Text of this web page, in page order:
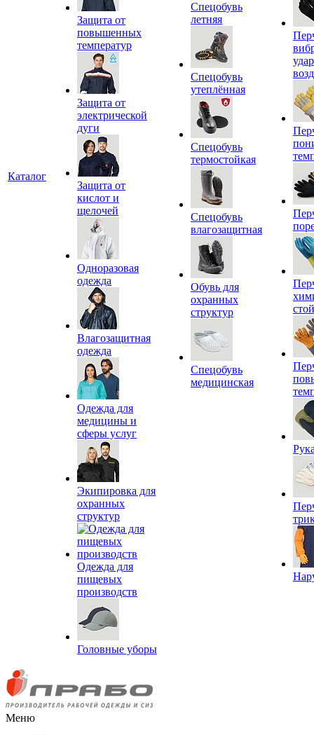
Каталог
Защита от
повышенных
температур
Защита от
электрической
дуги
Защита от
кислот и
щелочей
Одноразовая
одежда
Влагозащитная
одежда
Одежда для
медицины и
сферы услуг
Экипировка для
охранных
структур
Одежда для
пищевых
производств
Головные уборы
Спецобувь
летняя
Спецобувь
утеплённая
Спецобувь
термостойкая
Спецобувь
влагозащитная
Обувь для
охранных
структур
Спецобувь
медицинская
Меню